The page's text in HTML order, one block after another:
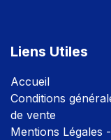
Liens Utiles
Accueil
Conditions
de vente
Mentions Légales